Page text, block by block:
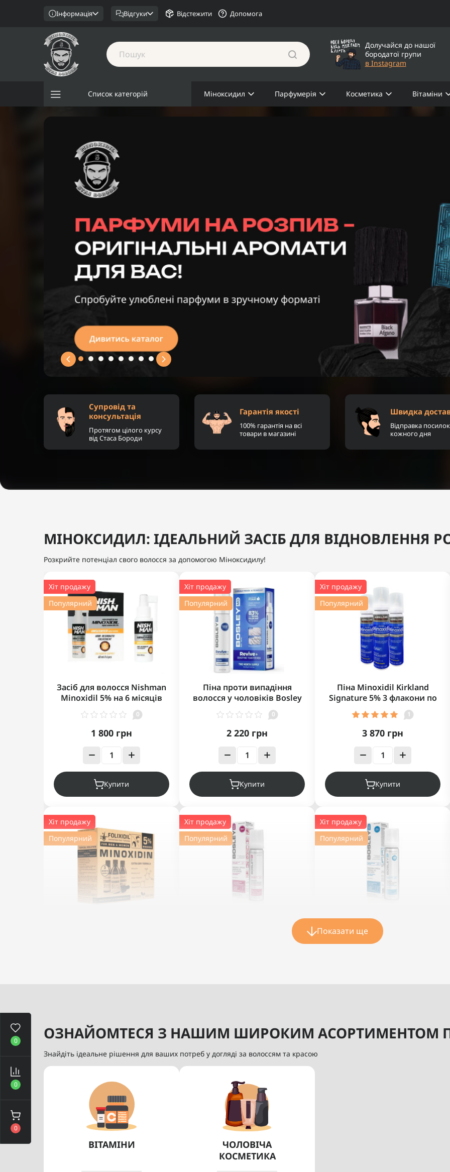
0
0
0
Інформація Відгуки Відстежити Допомога
Долучайся до нашої
бородатої групи
в Instagram
Список категорій Міноксидил Парфумерія Косметика Вітаміни
Супровід та
консультація
Протягом цілого курсу
від Стаса Бороди
Гарантія якості
100% гарантія на всі
товари в магазині
Швидка
Відправка посилок
кожного дня
МІНОКСИДИЛ: ІДЕАЛЬНИЙ ЗАСІБ ДЛЯ ВІДНОВЛЕННЯ
Розкрийте потенціал свого волосся за допомогою Міноксидилу!
Хіт продажу
Популярний
Засіб для волосся Nishman
Minoxidil 5% на 6 місяців
6*60 мл
0
1 800 грн
Купити
Хіт продажу
Популярний
Піна проти випадіння
волосся у чоловіків Bosley
MD Revive+ Densifying Foam
for Men 60мл0
2 220 грн
Купити
Хіт продажу
Популярний
Піна Minoxidil Kirkland
Signature 5% 3 флакони по
60 мл
1
3 870 грн
Купити
Хіт продажу
Популярний
Хіт продажу
Популярний
Піна з Minoxidil 5% для
відновлення волосся у
Хіт продажу
Популярний
Піна з Minoxidil 5% для
відновлення волосся у
чоловіків Bosley 60 мл
Хіт продажу
Хіт продажу
Піна Minoxidil Kirkland
Показати ще
ОЗНАЙОМТЕСЯ З НАШИМ ШИРОКИМ АСОРТИМЕНТОМ
Знайдіть ідеальне рішення для ваших потреб у догляді за волоссям та красою
ВІТАМІНИ
ЧОЛОВІЧА
КОСМЕТИКА